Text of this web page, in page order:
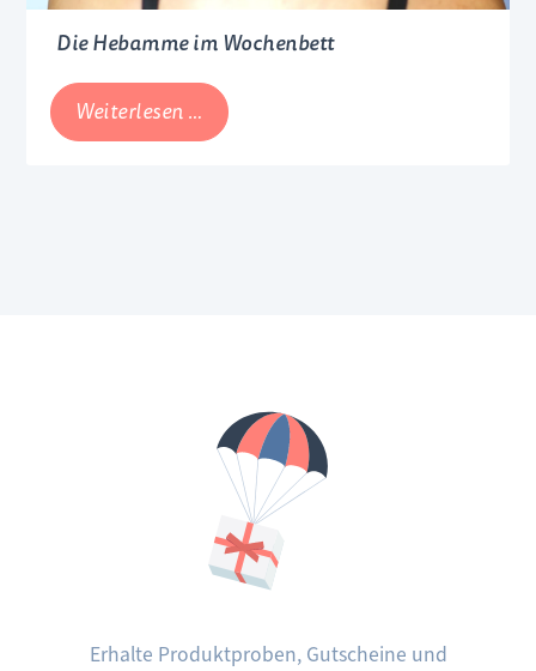
Die Hebamme im Wochenbett
Weiterlesen … Die
Hebamme
Erhalte Produktproben, Gutscheine und